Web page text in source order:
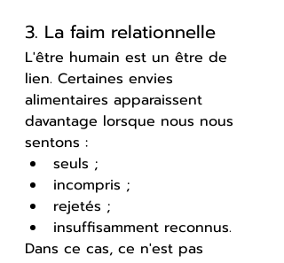
3. La faim relationnelle
L'être humain est un être de
lien. Certaines envies
alimentaires apparaissent
davantage lorsque nous nous
sentons :
seuls ;
incompris ;
rejetés ;
insuffisamment reconnus.
Dans ce cas, ce n'est pas